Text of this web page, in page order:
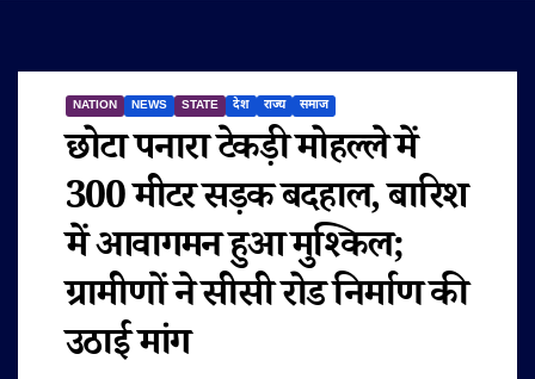
NATION NEWS STATE देश राज्य समाज
छोटा पनारा टेकड़ी मोहल्ले में
300 मीटर सड़क बदहाल, बारिश
में आवागमन हुआ मुश्किल;
ग्रामीणों ने सीसी रोड निर्माण की
उठाई मांग